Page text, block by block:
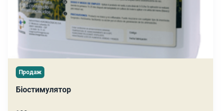
Продаж
Біостимулятор